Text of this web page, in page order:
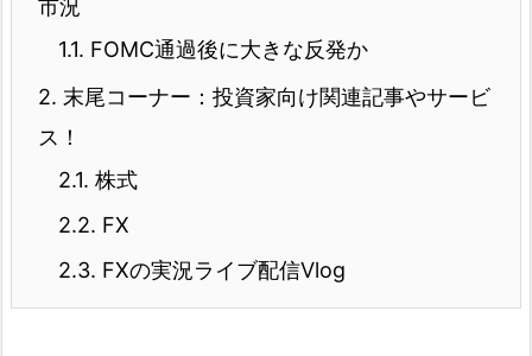
市況
1.1. FOMC通過後に大きな反発か
2. 末尾コーナー：投資家向け関連記事やサービ
ス！
2.1. 株式
2.2. FX
2.3. FXの実況ライブ配信Vlog